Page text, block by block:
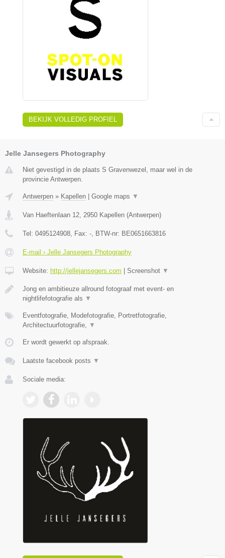
BEKIJK VOLLEDIG PROFIEL
Jelle Jansegers Photography
Niet gevestigd in de plaats S Gravenwezel, maar wel in de
provincie Antwerpen.
Antwerpen » Kapellen Google maps ▼
Van Haeftenlaan 12, 2950 Kapellen (Antwerpen)
Tel: 0495124908, Fax: -, BTW-nr: BE0651663816
E-mail › Jelle Jansegers Photography
Website: http://jellejansegers.com Screenshot ▼
Jong en ambitieuze allround fotograaf met event- en
nightlifefotografie als ▼
Eventfotografie, Modefotografie, Portretfotografie,
Architectuurfotografie, ▼
Er wordt gewerkt op afspraak.
Laatste facebook posts ▼
Sociale media: